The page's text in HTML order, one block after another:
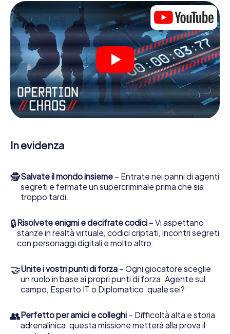
personale! Il requisito tecnico per la sua avventura da
agente a Calcide é uno smartphone con accesso a
Internet mobile. Un clic le dà accesso alla nostra app web.
Non è necessario installare nulla per essere trascinati
nell'azione da video interattivi, minigiochi complicati e
molte altre funzionalità.
Lavori insieme con una squadra, origli le spie nemiche e
porti gli ufficiali di collegamento dalla sua parte. In questo
Escape Game a Calcide lei e la sua squadra dovete
essere pronti a fermare i cattivi. A differenza di James
Bond and Co., tuttavia, non diventate eroi silenziosi: lei e
del Calcide e avrete accesso alla vostra personale
galleria di immagini. Il gioco di Escape di myCityHunt rende
segreti e trasformi Calcide in un'Escape Room all'aperto!
In evidenza
🕵Salvate il mondo insieme – Entrate nei panni di agenti
segreti e fermate un supercriminale prima che sia
troppo tardi.
🔒Risolvete enigmi e decifrate codici – Vi aspettano
stanze in realtà virtuale, codici criptati, incontri segreti
con personaggi digitali e molto altro.
🤝Unite i vostri punti di forza – Ogni giocatore sceglie
un ruolo in base ai propri punti di forza. Agente sul
campo, Esperto IT o Diplomatico: quale sei?
👥Perfetto per amici e colleghi – Difficoltà alta e storia
adrenalinica: questa missione metterà alla prova il